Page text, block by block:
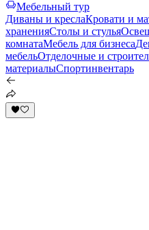
Мебельный тур
Диваны и креслаКровати и
храненияСтолы и стулья
комнатаМебель для бизнеса
мебельОтделочные и
материалыСпортинвентарь